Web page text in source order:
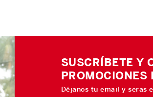
SUSCRÍBETE Y
PROMOCIONES
Déjanos tu email y seras